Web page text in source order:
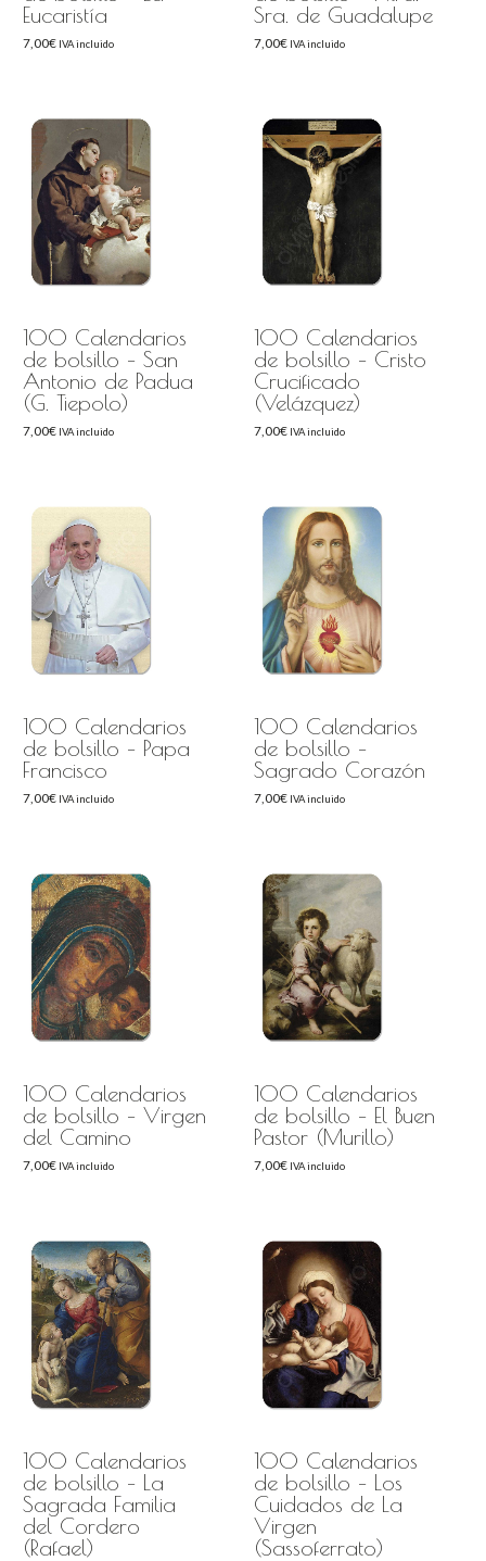
Eucaristía
7,00€ IVA incluido
Sra. de Guadalupe
7,00€ IVA incluido
100 Calendarios
de bolsillo – San
Antonio de Padua
(G. Tiepolo)
7,00€ IVA incluido
100 Calendarios
de bolsillo – Cristo
Crucificado
(Velázquez)
7,00€ IVA incluido
100 Calendarios
de bolsillo – Papa
Francisco
7,00€ IVA incluido
100 Calendarios
de bolsillo –
Sagrado Corazón
7,00€ IVA incluido
100 Calendarios
de bolsillo – Virgen
del Camino
7,00€ IVA incluido
100 Calendarios
de bolsillo – El Buen
Pastor (Murillo)
7,00€ IVA incluido
100 Calendarios
de bolsillo – La
Sagrada Familia
del Cordero
(Rafael)
100 Calendarios
de bolsillo – Los
Cuidados de La
Virgen
(Sassoferrato)